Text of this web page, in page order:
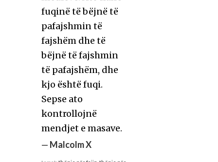
fuqinë të bëjnë të
pafajshmin të
fajshëm dhe të
bëjnë të fajshmin
të pafajshëm, dhe
kjo është fuqi.
Sepse ato
kontrollojnë
mendjet e masave.
— Malcolm X